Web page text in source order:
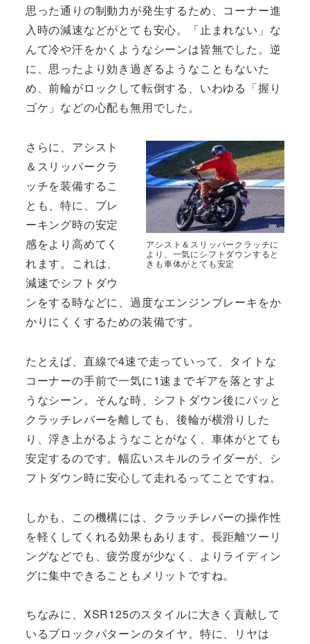
思った通りの制動力が発生するため、コーナー進
入時の減速などがとても安心。「止まれない」な
んて冷や汗をかくようなシーンは皆無でした。逆
に、思ったより効き過ぎるようなこともないた
め、前輪がロックして転倒する、いわゆる「握り
ゴケ」などの心配も無用でした。
アシスト＆スリッパークラッチに
より、一気にシフトダウンすると
きも車体がとても安定
さらに、アシスト
＆スリッパークラ
ッチを装備するこ
とも、特に、ブレ
ーキング時の安定
感をより高めてく
れます。これは、
減速でシフトダウ
ンをする時などに、過度なエンジンブレーキをか
かりにくくするための装備です。
たとえば、直線で4速で走っていって、タイトな
コーナーの手前で一気に1速までギアを落とすよ
うなシーン。そんな時、シフトダウン後にパッと
クラッチレバーを離しても、後輪が横滑りした
り、浮き上がるようなことがなく、車体がとても
安定するのです。幅広いスキルのライダーが、シ
フトダウン時に安心して走れるってことですね。
しかも、この機構には、クラッチレバーの操作性
を軽くしてくれる効果もあります。長距離ツーリ
ングなどでも、疲労度が少なく、よりライディン
グに集中できることもメリットですね。
ちなみに、XSR125のスタイルに大きく貢献して
いるブロックパターンのタイヤ。特に、リヤは